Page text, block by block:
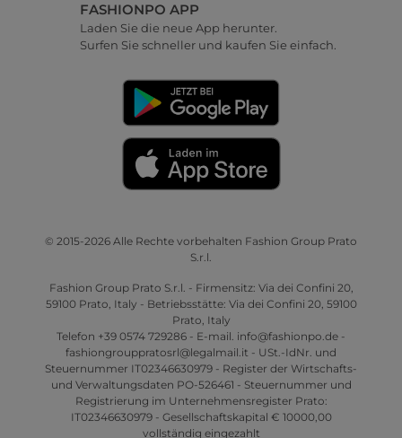
FASHIONPO APP
Laden Sie die neue App herunter.
Surfen Sie schneller und kaufen Sie einfach.
© 2015-2026 Alle Rechte vorbehalten Fashion Group Prato
S.r.l.
Fashion Group Prato S.r.l. - Firmensitz: Via dei Confini 20,
59100 Prato, Italy - Betriebsstätte: Via dei Confini 20, 59100
Prato, Italy
Telefon +39 0574 729286 - E-mail. info@fashionpo.de -
fashiongrouppratosrl@legalmail.it - USt.-IdNr. und
Steuernummer IT02346630979 - Register der Wirtschafts-
und Verwaltungsdaten PO-526461 - Steuernummer und
Registrierung im Unternehmensregister Prato:
IT02346630979 - Gesellschaftskapital € 10000,00
vollständig eingezahlt